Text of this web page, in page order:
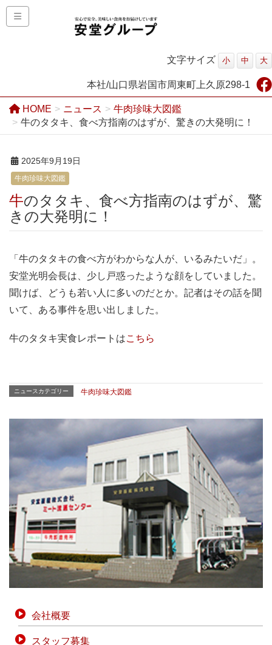
文字サイズ 小 中 大
本社/山口県岩国市周東町上久原298-1
HOME ニュース
牛肉珍味大図鑑
牛のタタキ、食べ方指南のはずが、驚きの大発明に！
2025年9月19日
牛肉珍味大図鑑
牛のタタキ、食べ方指南のはずが、驚
きの大発明に！
「牛のタタキの食べ方がわからな人が、いるみたいだ」。
安堂光明会長は、少し戸惑ったような顔をしていました。
聞けば、どうも若い人に多いのだとか。記者はその話を聞
いて、ある事件を思い出しました。
牛のタタキ実食レポートはこちら
ニュースカテゴリー 牛肉珍味大図鑑
会社概要
スタッフ募集